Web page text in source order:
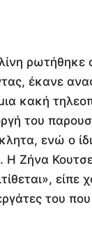
ρωτήθηκε
έκανε
κακή
του
ενώ ο
Η Ζήνα
είπε
του